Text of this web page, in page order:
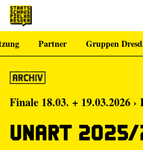
Zum Hauptinhalt springen Zum
Partner Gruppen
Finale 18.03. + 19.03.2026 ›
Unart 2025/